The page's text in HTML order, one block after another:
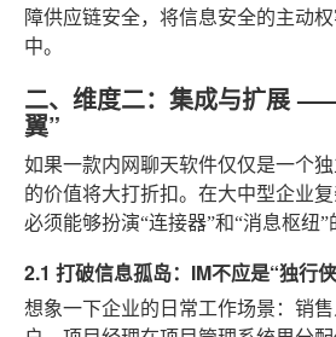
障供应链安全，将信息安全的主动
中。
二、维度二：集成与扩展
翼”
如果一款内网聊天软件仅仅是一个
的价值将大打折扣。在大中型企业
必须能够扮演“连接器”和“消息枢纽”
2.1 打破信息孤岛：IM不应是“独行
想象一下企业的日常工作场景：销